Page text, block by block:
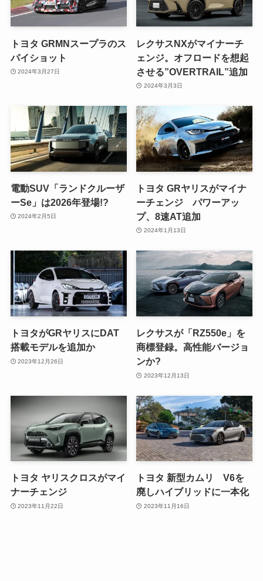
トヨタ GRMNスープラのス
パイショット
2024年3月27日
レクサスNXがマイナーチ
ェンジ。オフロードを想起
させる”OVERTRAIL”追加
2024年3月3日
電動SUV「ランドクルーザ
ーSe」は2026年登場!?
2024年2月5日
トヨタ GRヤリスがマイナ
ーチェンジ パワーアッ
プ、8速AT追加
2024年1月13日
トヨタがGRヤリスにDAT
搭載モデルを追加か
2023年12月26日
レクサスが「RZ550e」を
商標登録。高性能バージョ
ンか?
2023年12月13日
トヨタ ヤリスクロスがマイ
ナーチェンジ
2023年11月22日
トヨタ 新型カムリ V6を
廃しハイブリッドに一本化
2023年11月16日